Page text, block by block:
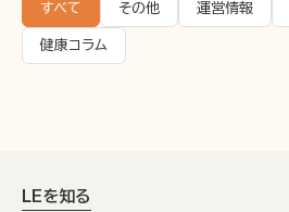
すべて その他 運営情報
健康コラム
LEを知る